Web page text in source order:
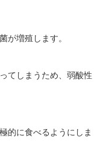
が増殖します。
てしまうため、弱酸性
的に食べるようにしま